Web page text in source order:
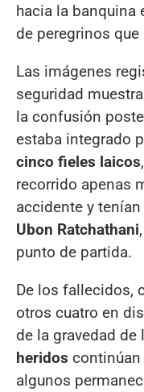
hacia la banquina
de peregrinos que
Las imágenes
seguridad
la confusión
estaba integrado
cinco fieles laicos
recorrido apenas
accidente y
Ubon Ratchathani
punto de partida.
De los fallecidos,
otros cuatro en
de la gravedad de
heridos
algunos